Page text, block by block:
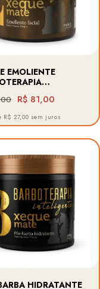
EMOLIENTE
XEQUE MATE
FORTE - PASSO 2 -
R$ 81,00
R$ 27,00 sem juros
HIDRATANTE